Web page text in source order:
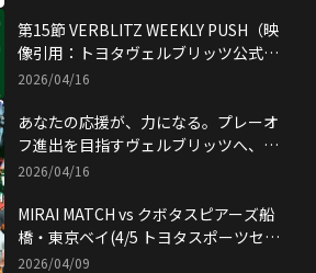
第15節 VERBLITZ WEEKLY PUSH（映
像引用：トヨタヴェルブリッツ公式
YouTubeチャンネル）
2026/04/16
あなたの応援が、力になる。プレーオ
フ進出を目指すヴェルブリッツへ、応
援メッセージを募集！
2026/04/16
MIRAI MATCH vs クボタスピアーズ船
橋・東京ベイ(4/5 トヨタスポーツセン
ター)
2026/04/09